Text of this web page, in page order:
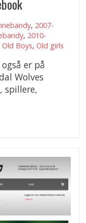
, 2007-
, 2010-
Old Boys, Old girls
er på
Wolves
spillere,